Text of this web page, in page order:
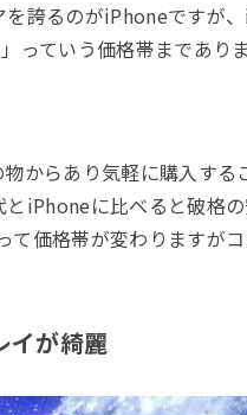
誇るのがiPhoneですが
っていう価格帯までありま
からあり気軽に購入する
iPhoneに比べると破格
て価格帯が変わりますが
イが綺麗